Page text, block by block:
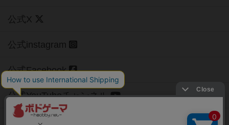
公式X
公式instagram
公式Facebook
公式YouTubeチャンネル